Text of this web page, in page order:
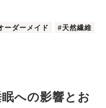
秋
レッチ
めパジ
ルームウェア
貨 カタログギフト
胸がすけない
羽織・バスロ
ーブ
ーダーメイド
#天然繊維
への影響とお